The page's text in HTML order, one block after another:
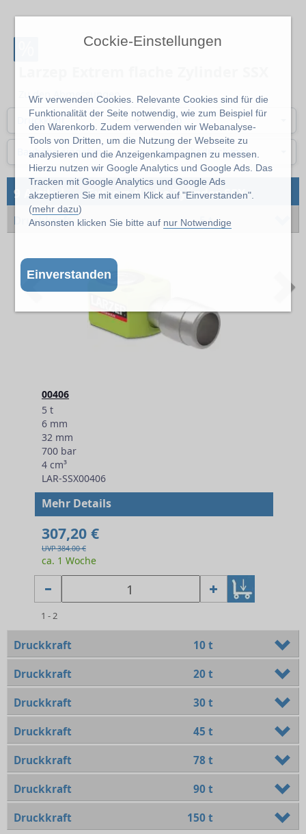
Cockie-Einstellungen
Wir verwenden Cookies. Relevante Cookies sind für die
Funktionalität der Seite notwendig, wie zum Beispiel für
den Warenkorb. Zudem verwenden wir Webanalyse-
Tools von Dritten, um die Nutzung der Webseite zu
analysieren und die Anzeigenkampagnen zu messen.
Hierzu nutzen wir Google Analytics und Google Ads. Das
Tracken mit Google Analytics und Google Ads
akzeptieren Sie mit einem Klick auf "Einverstanden".
(mehr dazu)
Ansonsten klicken Sie bitte auf nur Notwendige
Einverstanden
Zu den Abmessungen
Druckkraft Hub
Bauhöhe eingefahren Betriebsdruck max.
9 Artikel→Extrem flache Zylinder SSX
Druckkraft 5 t
00406
5 t
6 mm
32 mm
700 bar
4 cm³
LAR-SSX00406
Mehr Details
307,20 €
UVP 384.00 €
ca. 1 Woche
1 - 2
Previous
Druckkraft 10 t
Druckkraft 20 t
Druckkraft 30 t
Druckkraft 45 t
Druckkraft 78 t
Druckkraft 90 t
Druckkraft 150 t